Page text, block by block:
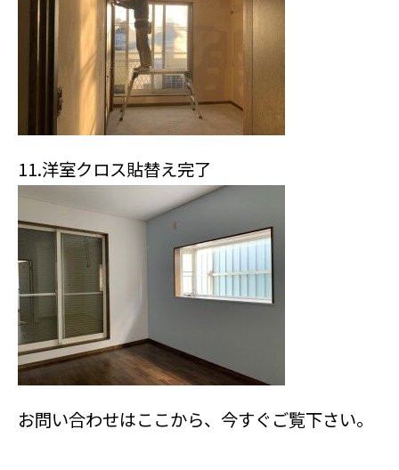
11.洋室クロス貼替え完了
お問い合わせはここから、今すぐご覧下さい。